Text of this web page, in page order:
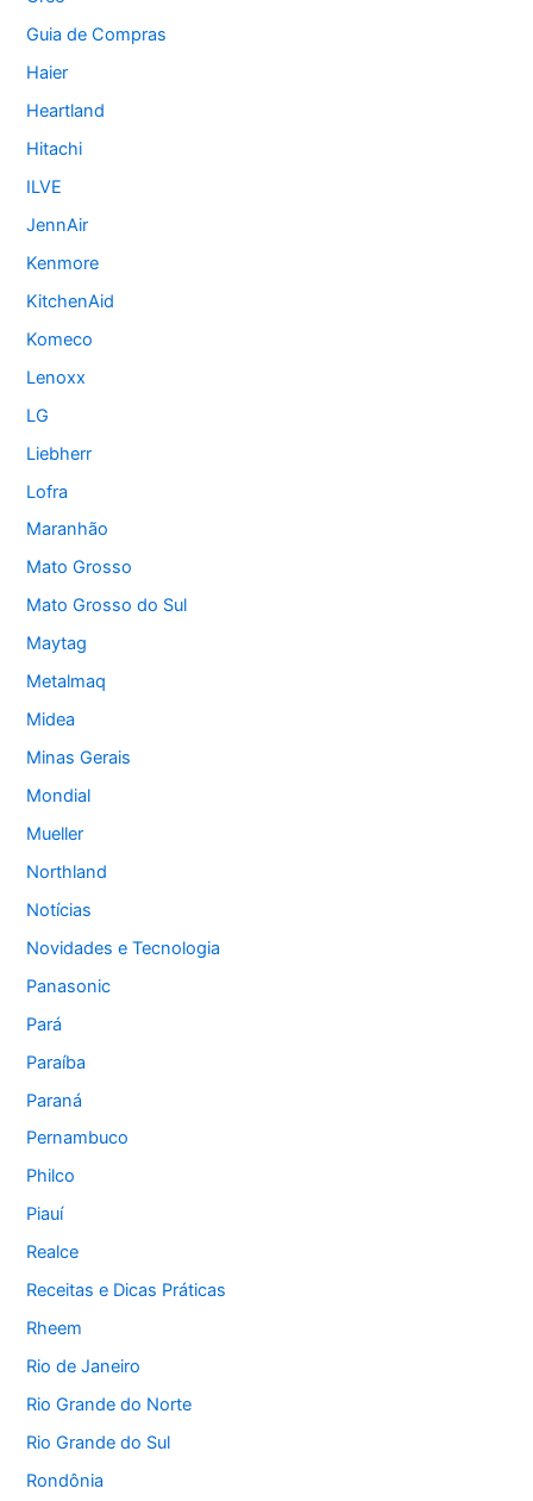
Guia de Compras
Haier
Heartland
Hitachi
ILVE
JennAir
Kenmore
KitchenAid
Komeco
Lenoxx
LG
Liebherr
Lofra
Maranhão
Mato Grosso
Mato Grosso do Sul
Maytag
Metalmaq
Midea
Minas Gerais
Mondial
Mueller
Northland
Notícias
Novidades e Tecnologia
Panasonic
Pará
Paraíba
Paraná
Pernambuco
Philco
Piauí
Realce
Receitas e Dicas Práticas
Rheem
Rio de Janeiro
Rio Grande do Norte
Rio Grande do Sul
Rondônia